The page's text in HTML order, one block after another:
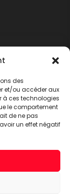
des
et/ou accéder aux
à ces technologies
le comportement
de ne pas
un effet négatif